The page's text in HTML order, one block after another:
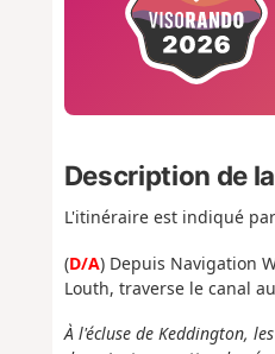
Description de
L'itinéraire est indiqué
(D/A) Depuis Navigation
Louth, traverse le canal
À l'écluse de Keddington,